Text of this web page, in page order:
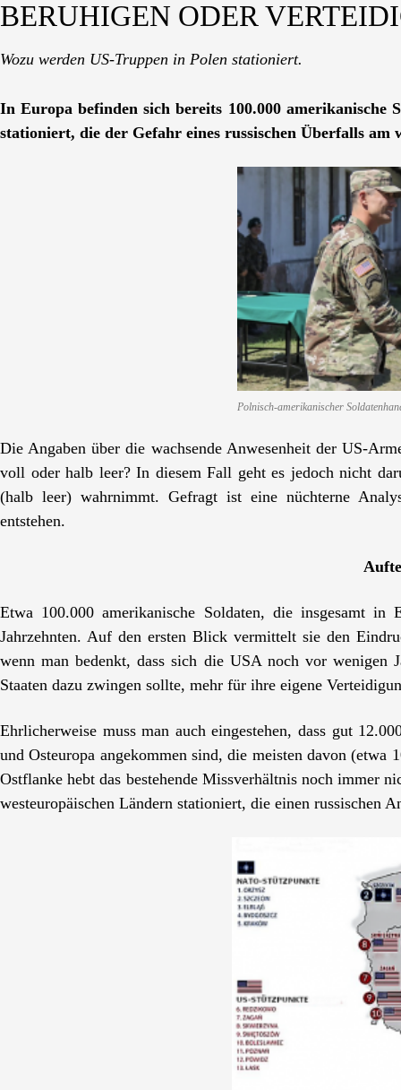
BERUHIGEN ODER
Wozu werden US-Truppen in Polen stationiert.
In Europa befinden sich bereits 100.000
stationiert, die der Gefahr eines russischen Überfalls am
Polnisch-amerikanischer
Die Angaben über die wachsende Anwesenheit der US-
voll oder halb leer? In diesem Fall geht es jedoch nicht
(halb leer) wahrnimmt. Gefragt ist eine nüchterne
entstehen.
Etwa 100.000 amerikanische Soldaten, die insgesamt
Jahrzehnten. Auf den ersten Blick vermittelt sie den
wenn man bedenkt, dass sich die USA noch vor wenigen
Staaten dazu zwingen sollte, mehr für ihre eigene
Ehrlicherweise muss man auch eingestehen, dass gut
und Osteuropa angekommen sind, die meisten davon
Ostflanke hebt das bestehende Missverhältnis noch immer
westeuropäischen Ländern stationiert, die einen russischen